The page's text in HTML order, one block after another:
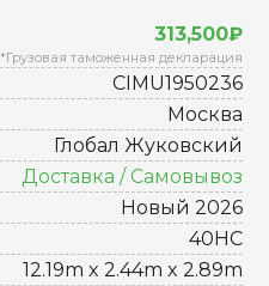
313,500₽
*Грузовая таможенная декларация
CIMU1950236
Москва
Глобал Жуковский
Доставка / Самовывоз
Новый 2026
40HC
12.19m x 2.44m x 2.89m